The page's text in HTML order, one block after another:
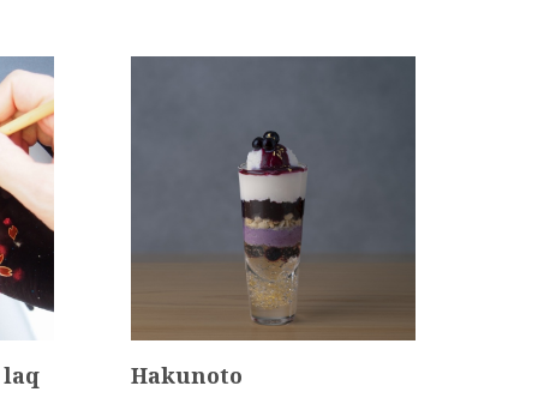
laq
Hakunoto